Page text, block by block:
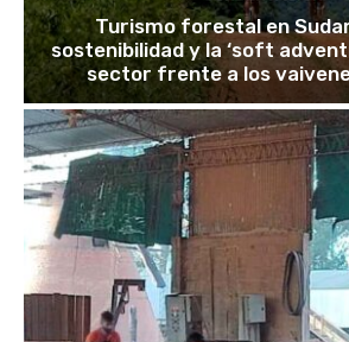
Turismo forestal en
sostenibilidad y la ‘soft
sector frente a los